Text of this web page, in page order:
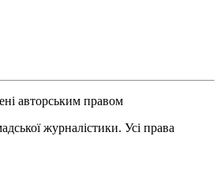
авторським правом
журналістики. Усі права